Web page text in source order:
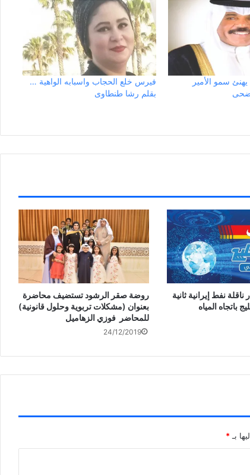
سمو الأمير
فيرس خلع الحجاب واسبابه الواهية …
بقلم رشا طنطاوى
ناقلة نفط إيرانية ثانية
باتجاه المياه
روضة صقر الرشود تستضيف محاضرة
بعنوان (مشكلات تربوية وحلول قانونية)
للمحاضر فوزي الزهاميل
24/12/2019
بـ*